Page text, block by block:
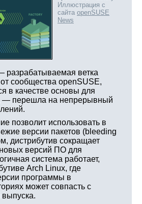
Иллюстрация с
сайта openSUSE
News
разрабатываемая ветка
сообщества openSUSE,
в качестве основы для
— перешла на непрерывный
позволит использовать в
версии пакетов (bleeding
дистрибутив сокращает
версий ПО для
система работает,
Arch Linux, где
программы в
может совпасть с